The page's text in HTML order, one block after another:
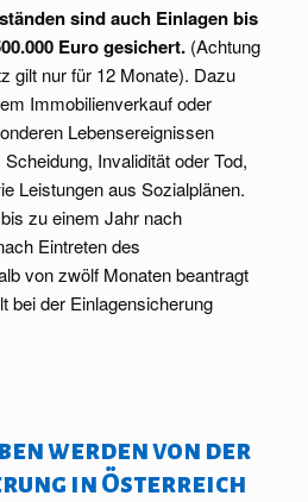
sind auch Einlagen bis
Euro gesichert. (Achtung
gilt nur für 12 Monate). Dazu
Immobilienverkauf oder
Lebensereignissen
Invalidität oder Tod,
Leistungen aus Sozialplänen.
zu einem Jahr nach
Eintreten des
von zwölf Monaten beantragt
bei der Einlagensicherung
werden von der
in Österreich